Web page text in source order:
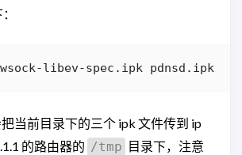
libev-spec.ipk pdnsd.ipk
当前目录下的三个 ipk 文件传到 ip
的路由器的 /tmp 目录下，注意